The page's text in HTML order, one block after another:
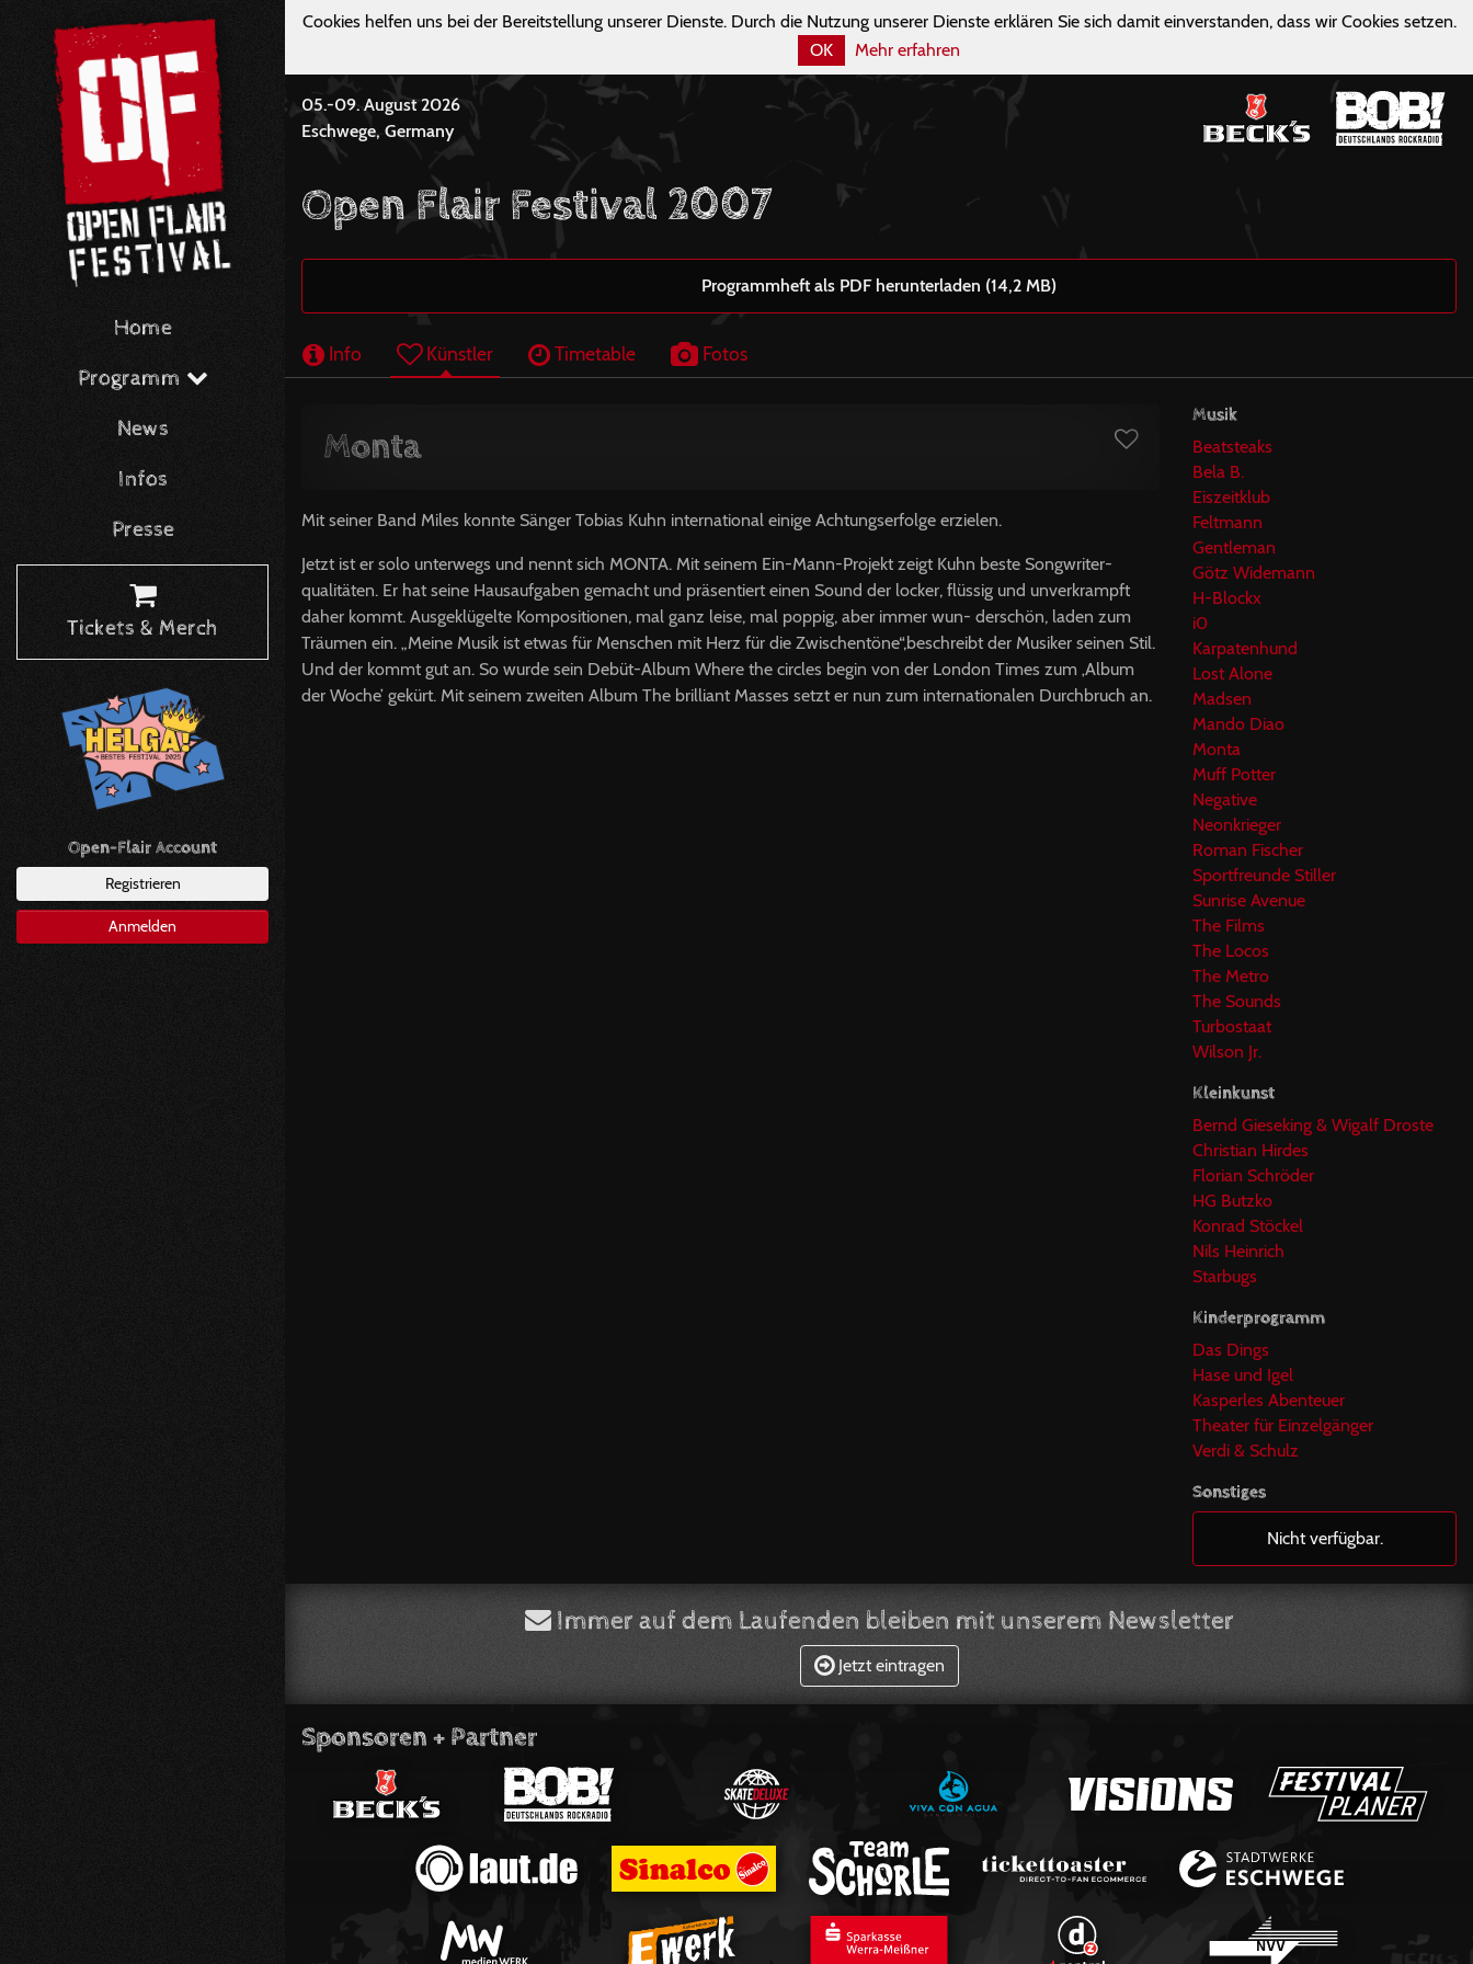
Home
Programm
News
Infos
Presse
Tickets & Merch
Open-Flair Account
Registrieren
Anmelden
Cookies helfen uns bei der Bereitstellung unserer Dienste. Durch die Nutzung unserer Dienste erklären Sie sich damit einverstanden, dass wir Cookies setzen.
OK
Mehr erfahren
05.-09. August 2026
Eschwege, Germany
Open Flair Festival 2007
Programmheft als PDF herunterladen (14,2 MB)
Info Künstler Timetable Fotos
Monta
Mit seiner Band Miles konnte Sänger Tobias Kuhn international einige Achtungserfolge erzielen.
Jetzt ist er solo unterwegs und nennt sich MONTA. Mit seinem Ein-Mann-Projekt zeigt Kuhn beste Songwriter-
qualitäten. Er hat seine Hausaufgaben gemacht und präsentiert einen Sound der locker, flüssig und unverkrampft
daher kommt. Ausgeklügelte Kompositionen, mal ganz leise, mal poppig, aber immer wun- derschön, laden zum
Träumen ein. „Meine Musik ist etwas für Menschen mit Herz für die Zwischentöne“,beschreibt der Musiker seinen Stil.
Und der kommt gut an. So wurde sein Debüt-Album Where the circles begin von der London Times zum ‚Album
der Woche’ gekürt. Mit seinem zweiten Album The brilliant Masses setzt er nun zum internationalen Durchbruch an.
Musik
Beatsteaks
Bela B.
Eiszeitklub
Feltmann
Gentleman
Götz Widemann
H-Blockx
i0
Karpatenhund
Lost Alone
Madsen
Mando Diao
Monta
Muff Potter
Negative
Neonkrieger
Roman Fischer
Sportfreunde Stiller
Sunrise Avenue
The Films
The Locos
The Metro
The Sounds
Turbostaat
Wilson Jr.
Kleinkunst
Bernd Gieseking & Wigalf Droste
Christian Hirdes
Florian Schröder
HG Butzko
Konrad Stöckel
Nils Heinrich
Starbugs
Kinderprogramm
Das Dings
Hase und Igel
Kasperles Abenteuer
Theater für Einzelgänger
Verdi & Schulz
Sonstiges
Nicht verfügbar.
Immer auf dem Laufenden bleiben mit unserem Newsletter
Jetzt eintragen
Sponsoren + Partner